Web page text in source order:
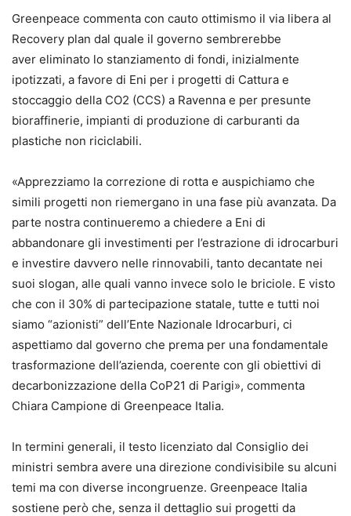
Greenpeace commenta con cauto ottimismo il via libera al
Recovery plan dal quale il governo sembrerebbe
aver eliminato lo stanziamento di fondi, inizialmente
ipotizzati, a favore di Eni per i progetti di Cattura e
stoccaggio della CO2 (CCS) a Ravenna e per presunte
bioraffinerie, impianti di produzione di carburanti da
plastiche non riciclabili.
«Apprezziamo la correzione di rotta e auspichiamo che
simili progetti non riemergano in una fase più avanzata. Da
parte nostra continueremo a chiedere a Eni di
abbandonare gli investimenti per l’estrazione di idrocarburi
e investire davvero nelle rinnovabili, tanto decantate nei
suoi slogan, alle quali vanno invece solo le briciole. E visto
che con il 30% di partecipazione statale, tutte e tutti noi
siamo “azionisti” dell’Ente Nazionale Idrocarburi, ci
aspettiamo dal governo che prema per una fondamentale
trasformazione dell’azienda, coerente con gli obiettivi di
decarbonizzazione della CoP21 di Parigi», commenta
Chiara Campione di Greenpeace Italia.
In termini generali, il testo licenziato dal Consiglio dei
ministri sembra avere una direzione condivisibile su alcuni
temi ma con diverse incongruenze. Greenpeace Italia
sostiene però che, senza il dettaglio sui progetti da